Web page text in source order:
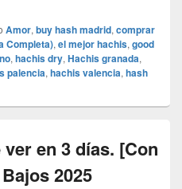
Amor, buy hash madrid, comprar
Completa), el mejor hachis, good
, hachis dry, Hachis granada,
palencia, hachis valencia, hash
en 3 días. [Con
2025